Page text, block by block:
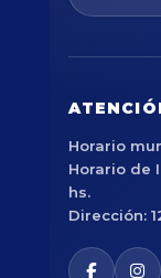
Horario
Horario de
hs.
Dirección: